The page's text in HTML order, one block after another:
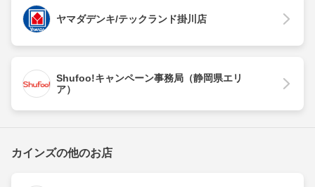
ヤマダデンキ/テックランド掛川店
Shufoo!キャンペーン事務局（静岡県エリ
ア）
カインズの他のお店